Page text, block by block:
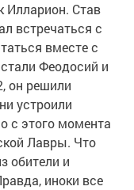
Илларион. Став
встречаться с
вместе с
Феодосий и
он решили
устроили
с этого момента
Лавры. Что
обители и
иноки все